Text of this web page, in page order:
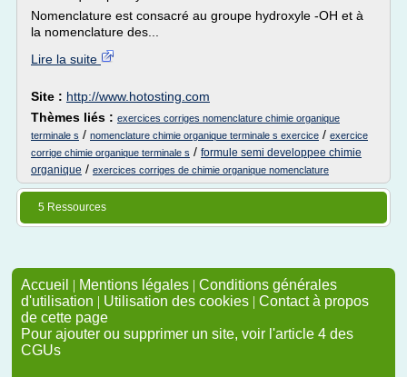
Nomenclature est consacré au groupe hydroxyle -OH et à
la nomenclature des...
Lire la suite
Site : http://www.hotosting.com
Thèmes liés : exercices corriges nomenclature chimie organique
terminale s / nomenclature chimie organique terminale s exercice / exercice
corrige chimie organique terminale s / formule semi developpee chimie
organique / exercices corriges de chimie organique nomenclature
5 Ressources
Accueil | Mentions légales | Conditions générales
d'utilisation | Utilisation des cookies | Contact à propos
de cette page
Pour ajouter ou supprimer un site, voir l'article 4 des
CGUs